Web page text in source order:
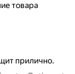
товара
прилично.